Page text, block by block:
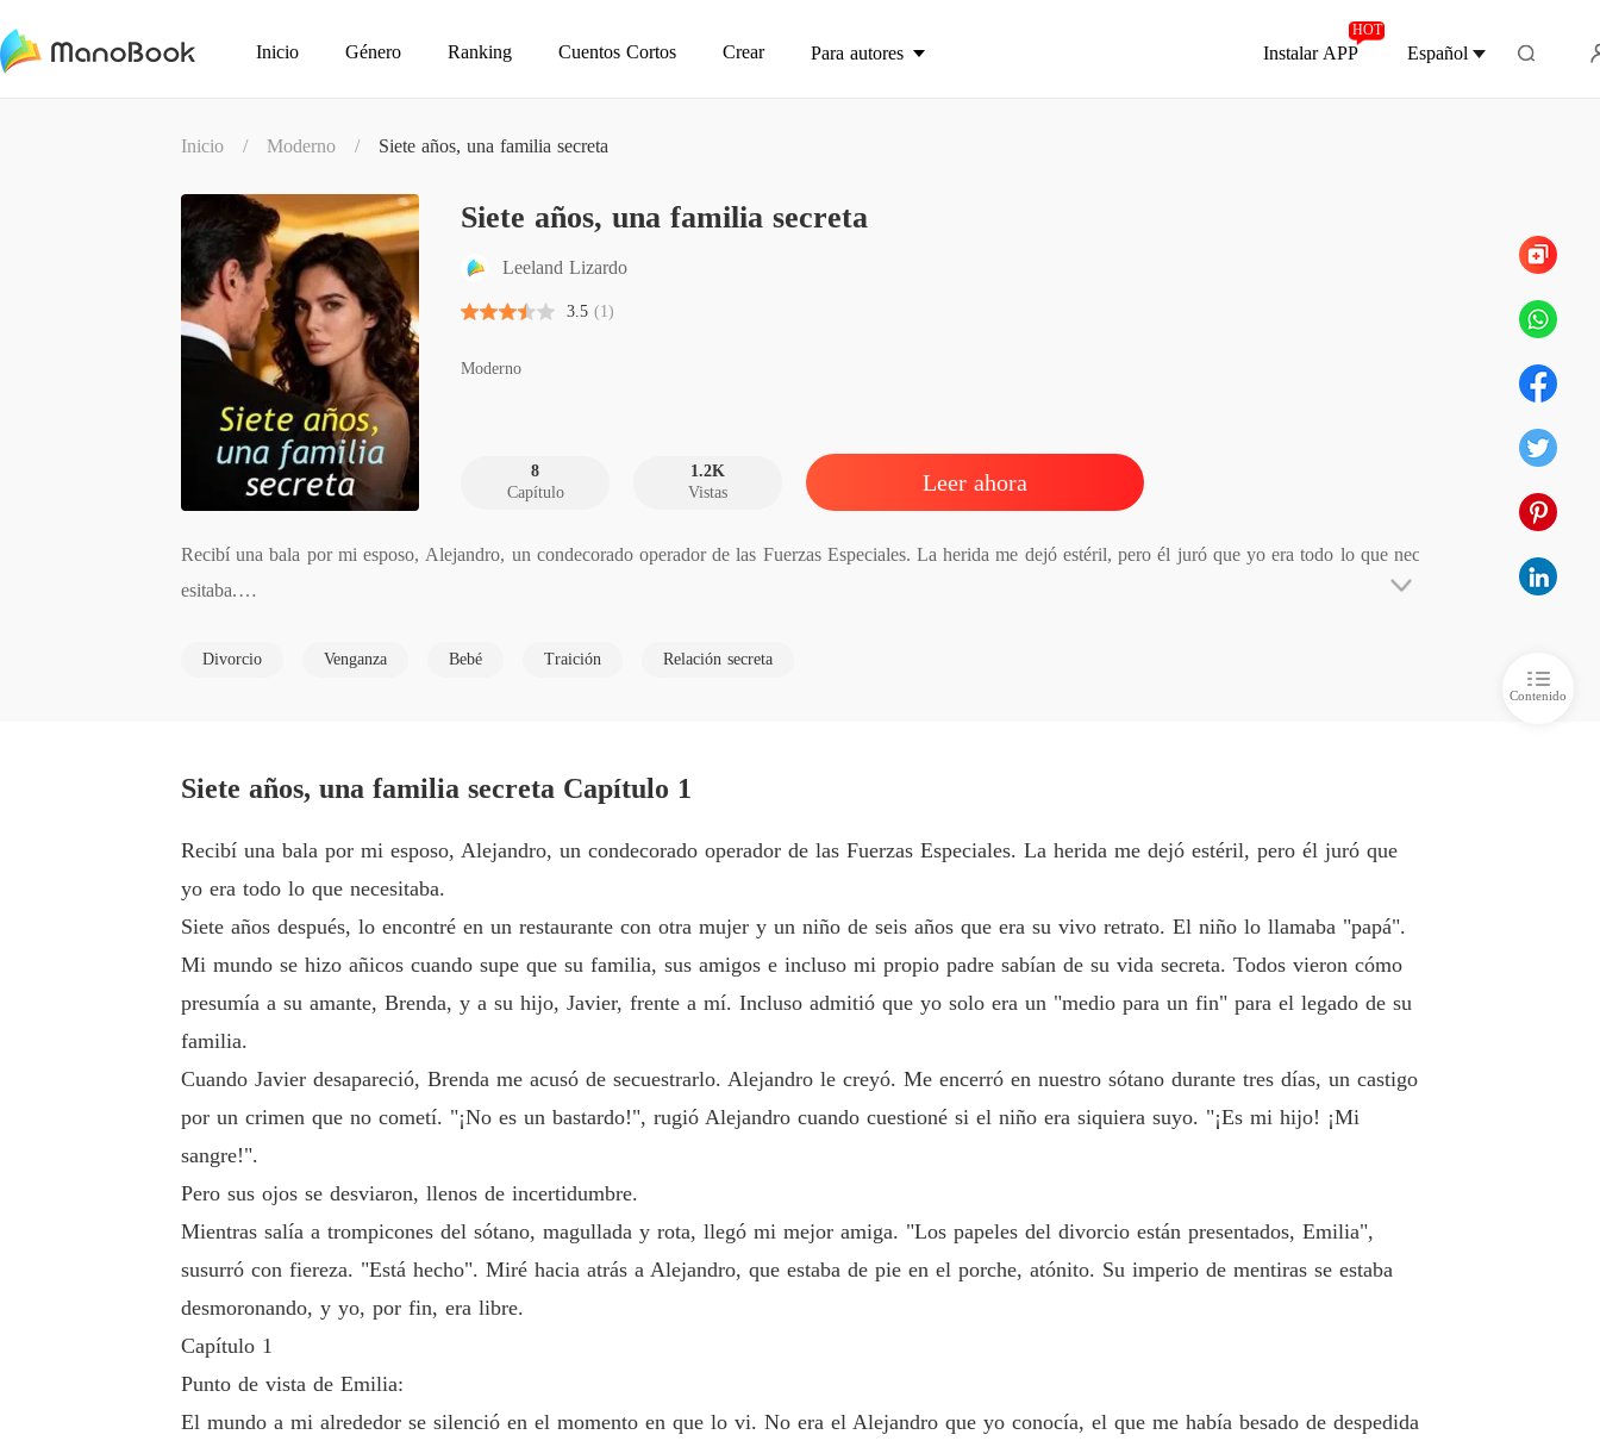
Inicio Género Ranking Cuentos Cortos Crear Para autores Instalar APP
HOT
Español
Inicio / Moderno / Siete años, una familia secreta
Siete años, una familia secreta
Leeland Lizardo
3.5 (1)
Moderno
8
Capítulo
1.2K
Vistas
Leer ahora
Recibí una bala por mi esposo, Alejandro, un condecorado operador de las Fuerzas Especiales. La herida me dejó estéril, pero él juró que yo era todo lo que nec
esitaba.
Siete años después, lo encontré en un restaurante con otra mujer y un niño de seis años que era su vivo retrato. El niño lo llamaba "papá".
Cuando Javier desapareció, Brenda me acusó de secuestrarlo. Alejandro le creyó. Me encerró en nuestro sótano durante tres días, un castigo por un crimen que n
Mientras salía a trompicones del sótano, magullada y rota, llegó mi mejor amiga. "Los papeles del divorcio están presentados, Emilia", susurró con fiereza. "Está
hecho". Miré hacia atrás a Alejandro, que estaba de pie en el porche, atónito. Su imperio de mentiras se estaba desmoronando, y yo, por fin, era libre.
Divorcio Venganza Bebé Traición Relación secreta
Contenido
Siete años, una familia secreta Capítulo 1
Recibí una bala por mi esposo, Alejandro, un condecorado operador de las Fuerzas Especiales. La herida me dejó estéril, pero él juró que
yo era todo lo que necesitaba.
Siete años después, lo encontré en un restaurante con otra mujer y un niño de seis años que era su vivo retrato. El niño lo llamaba "papá".
Mi mundo se hizo añicos cuando supe que su familia, sus amigos e incluso mi propio padre sabían de su vida secreta. Todos vieron cómo
presumía a su amante, Brenda, y a su hijo, Javier, frente a mí. Incluso admitió que yo solo era un "medio para un fin" para el legado de su
familia.
Cuando Javier desapareció, Brenda me acusó de secuestrarlo. Alejandro le creyó. Me encerró en nuestro sótano durante tres días, un castigo
por un crimen que no cometí. "¡No es un bastardo!", rugió Alejandro cuando cuestioné si el niño era siquiera suyo. "¡Es mi hijo! ¡Mi
sangre!".
Pero sus ojos se desviaron, llenos de incertidumbre.
Mientras salía a trompicones del sótano, magullada y rota, llegó mi mejor amiga. "Los papeles del divorcio están presentados, Emilia",
susurró con fiereza. "Está hecho". Miré hacia atrás a Alejandro, que estaba de pie en el porche, atónito. Su imperio de mentiras se estaba
desmoronando, y yo, por fin, era libre.
Capítulo 1
Punto de vista de Emilia:
El mundo a mi alrededor se silenció en el momento en que lo vi. No era el Alejandro que yo conocía, el que me había besado de despedida
Siete años, una familia secreta